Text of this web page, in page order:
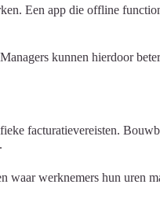
Een app die offline
kunnen hierdoor
facturatievereisten.
werknemers hun uren